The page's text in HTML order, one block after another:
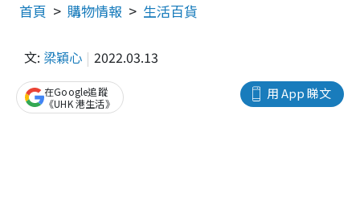
首頁 購物情報 生活百貨
文: 梁穎心 2022.03.13
用 App 睇文
在Google追蹤
《UHK 港生活》